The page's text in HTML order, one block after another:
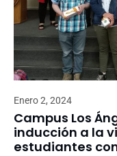
Enero 2, 2024
Campus Los
inducción a la
estudiantes